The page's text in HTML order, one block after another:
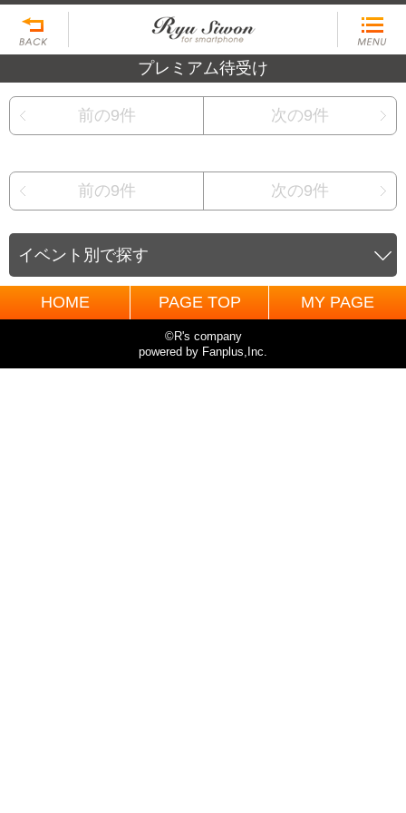
プレミアム待受け
前の9件 次の9件
前の9件 次の9件
イベント別で探す
HOME PAGE TOP MY PAGE
©R's company
powered by Fanplus,Inc.